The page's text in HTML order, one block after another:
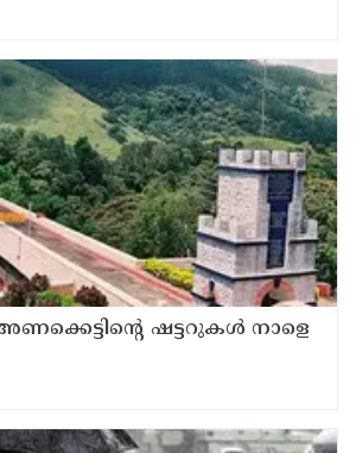
അണക്കെട്ടിന്റെ ഷട്ടറുകൾ നാളെ